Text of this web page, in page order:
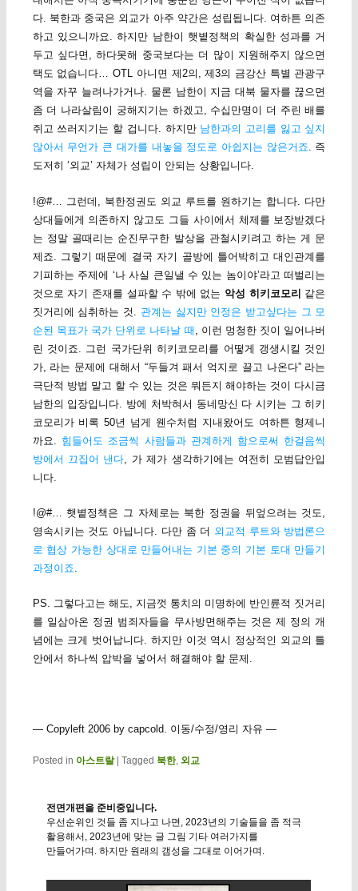
다. 북한과 중국은 외교가 아주 약간은 성립됩니다. 여하튼 의존
하고 있으니까요. 하지만 남한이 햇볕정책의 확실한 성과를 거
두고 싶다면, 하다못해 중국보다는 더 많이 지원해주지 않으면
택도 없습니다… OTL 아니면 제2의, 제3의 금강산 특별 관광구
역을 자꾸 늘려나가거나. 물론 남한이 지금 대북 물자를 끊으면
좀 더 나라살림이 궁해지기는 하겠고, 수십만명이 더 주린 배를
쥐고 쓰러지기는 할 겁니다. 하지만 남한과의 고리를 잃고 싶지
않아서 무언가 큰 대가를 내놓을 정도로 아쉽지는 않은거죠. 즉
도저히 ‘외교’ 자체가 성립이 안되는 상황입니다.
!@#… 그런데, 북한정권도 외교 루트를 원하기는 합니다. 다만
상대들에게 의존하지 않고도 그들 사이에서 체제를 보장받겠다
는 정말 골때리는 순진무구한 발상을 관철시키려고 하는 게 문
제죠. 그렇기 때문에 결국 자기 골방에 틀어박히고 대인관계를
기피하는 주제에 ‘나 사실 큰일낼 수 있는 놈이야’라고 떠벌리는
것으로 자기 존재를 설파할 수 밖에 없는 악성 히키코모리 같은
짓거리에 심취하는 것. 관계는 싫지만 인정은 받고싶다는 그 모
순된 목표가 국가 단위로 나타날 때
, 이런 멍청한 짓이 일어나버
린 것이죠. 그런 국가단위 히키코모리를 어떻게 갱생시킬 것인
가, 라는 문제에 대해서 “두들겨 패서 억지로 끌고 나온다” 라는
극단적 방법 말고 할 수 있는 것은 뭐든지 해야하는 것이 다시금
남한의 입장입니다. 방에 처박혀서 동네망신 다 시키는 그 히키
코모리가 비록 50년 넘게 웬수처럼 지내왔어도 여하튼 형제니
까요. 힘들어도 조금씩 사람들과 관계하게 함으로써 한걸음씩
방에서 끄집어 낸다 , 가 제가 생각하기에는 여전히 모범답안입
니다.
!@#… 햇볕정책은 그 자체로는 북한 정권을 뒤엎으려는 것도,
영속시키는 것도 아닙니다. 다만 좀 더 외교적 루트와 방법론으
로 협상 가능한 상대로 만들어내는 기본 중의 기본 토대 만들기
과정이죠
PS. 그렇다고는 해도, 지금껏 통치의 미명하에 반인륜적 짓거리
를 일삼아온 정권 범죄자들을 무사방면해주는 것은 제 정의 개
념에는 크게 벗어납니다. 하지만 이것 역시 정상적인 외교의 틀
안에서 하나씩 압박을 넣어서 해결해야 할 문제.
— Copyleft 2006 by capcold. 이동/수정/영리 자유 —
Posted in 아스트랄 Tagged 북한, 외교
전면개편을 준비중입니다.
우선순위인 것들 좀 지나고 나면, 2023년의 기술들을 좀 적극
활용해서, 2023년에 맞는 글 그림 기타 여러가지를
만들어가며. 하지만 원래의 갬성을 그대로 이어가며.